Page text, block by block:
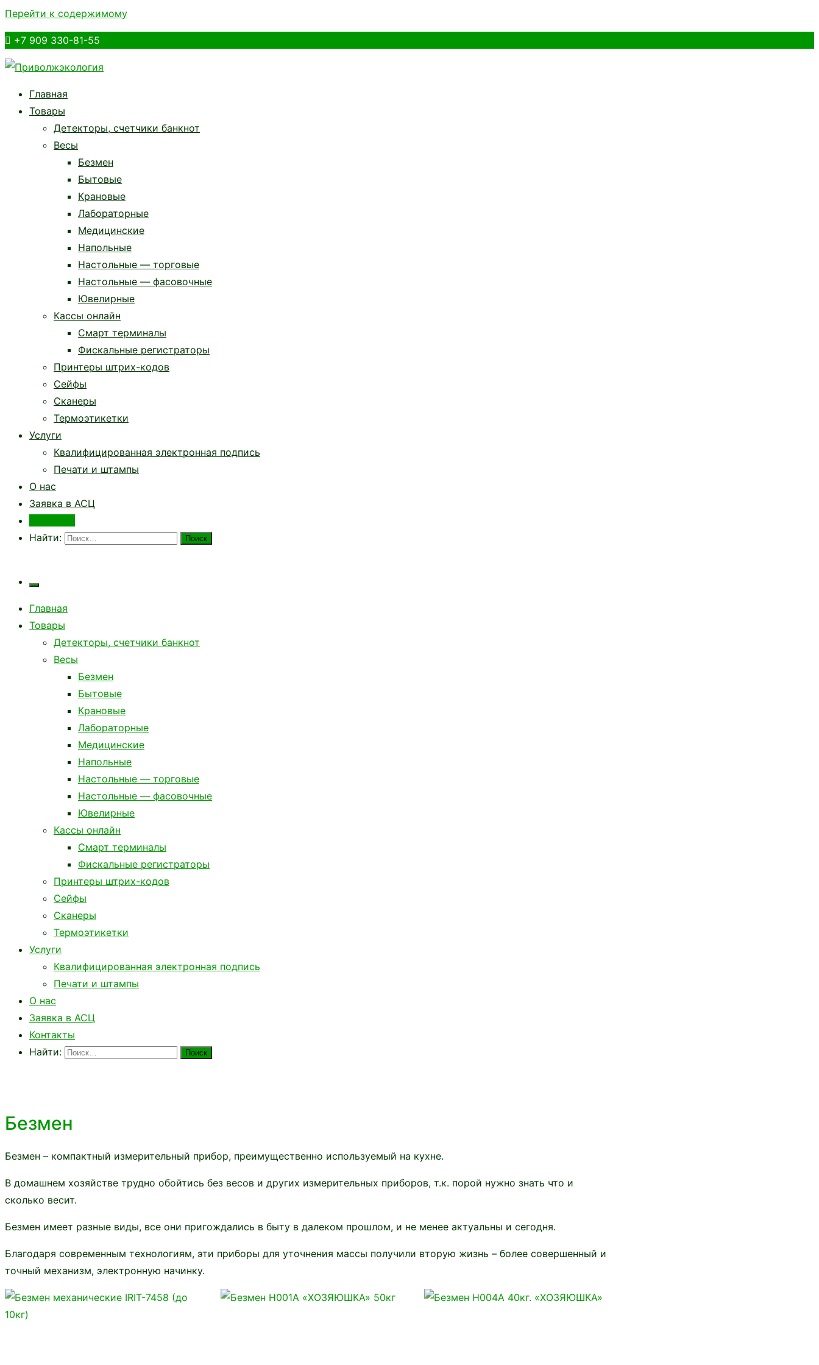
Перейти к содержимому
 +7 909 330-81-55
Приволжэкология
Кассы, торговое оборудование, ЭЦП в Балашове | приволжэкология.рф
Главная
Товары
Детекторы, счетчики банкнот
Весы
Безмен
Бытовые
Крановые
Лабораторные
Медицинские
Напольные
Настольные — торговые
Настольные — фасовочные
Ювелирные
Кассы онлайн
Смарт терминалы
Фискальные регистраторы
Принтеры штрих-кодов
Сейфы
Сканеры
Термоэтикетки
Услуги
Квалифицированная электронная подпись
Печати и штампы
О нас
Заявка в АСЦ
Найти:
Главная
Товары
Детекторы, счетчики банкнот
Весы
Безмен
Бытовые
Крановые
Лабораторные
Медицинские
Напольные
Настольные — торговые
Настольные — фасовочные
Ювелирные
Кассы онлайн
Смарт терминалы
Фискальные регистраторы
Принтеры штрих-кодов
Сейфы
Сканеры
Термоэтикетки
Услуги
Квалифицированная электронная подпись
Печати и штампы
О нас
Заявка в АСЦ
Контакты
Найти:
Безмен
Безмен – компактный измерительный прибор, преимущественно используемый на кухне.
В домашнем хозяйстве трудно обойтись без весов и других измерительных приборов, т.к. порой нужно знать что и
сколько весит.
Безмен имеет разные виды, все они пригождались в быту в далеком прошлом, и не менее актуальны и сегодня.
Благодаря современным технологиям, эти приборы для уточнения массы получили вторую жизнь – более совершенный и
точный механизм, электронную начинку.